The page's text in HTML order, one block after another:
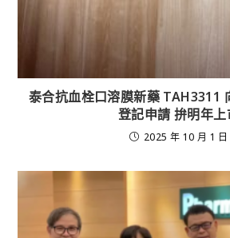
泰合抗血栓口溶膜新藥 TAH3311
登記申請 拚明年上
2025 年 10 月 1 日